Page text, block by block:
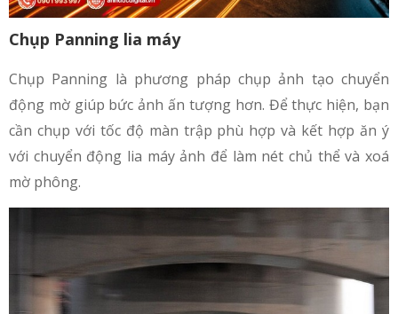
Chụp Panning lia máy
Chụp Panning là phương pháp chụp ảnh tạo chuyển
động mờ giúp bức ảnh ấn tượng hơn. Để thực hiện, bạn
cần chụp với tốc độ màn trập phù hợp và kết hợp ăn ý
với chuyển động lia máy ảnh để làm nét chủ thể và xoá
mờ phông.